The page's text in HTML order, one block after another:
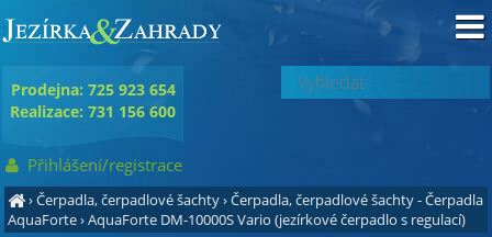
›Čerpadla, čerpadlové šachty›Čerpadla, čerpadlové šachty - Čerpadla
AquaForte›AquaForte DM-10000S Vario (jezírkové čerpadlo s regulací)
Prodejna: 725 923 654
Realizace: 731 156 600
Přihlášení/registrace